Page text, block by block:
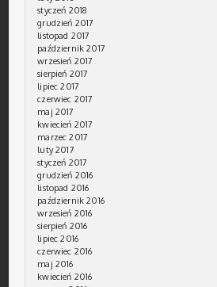
styczeń 2018
grudzień 2017
listopad 2017
październik 2017
wrzesień 2017
sierpień 2017
lipiec 2017
czerwiec 2017
maj 2017
kwiecień 2017
marzec 2017
luty 2017
styczeń 2017
grudzień 2016
listopad 2016
październik 2016
wrzesień 2016
sierpień 2016
lipiec 2016
czerwiec 2016
maj 2016
kwiecień 2016